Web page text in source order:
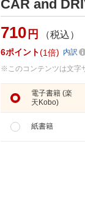
CAR and
710 円 （税込）
6ポイント 1倍
内訳
※このコンテンツは文字
電子書籍 (楽
天Kobo)
紙書籍